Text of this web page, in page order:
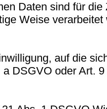
Daten sind für
Weise verarbeitet
auf die
DSGVO oder Art.